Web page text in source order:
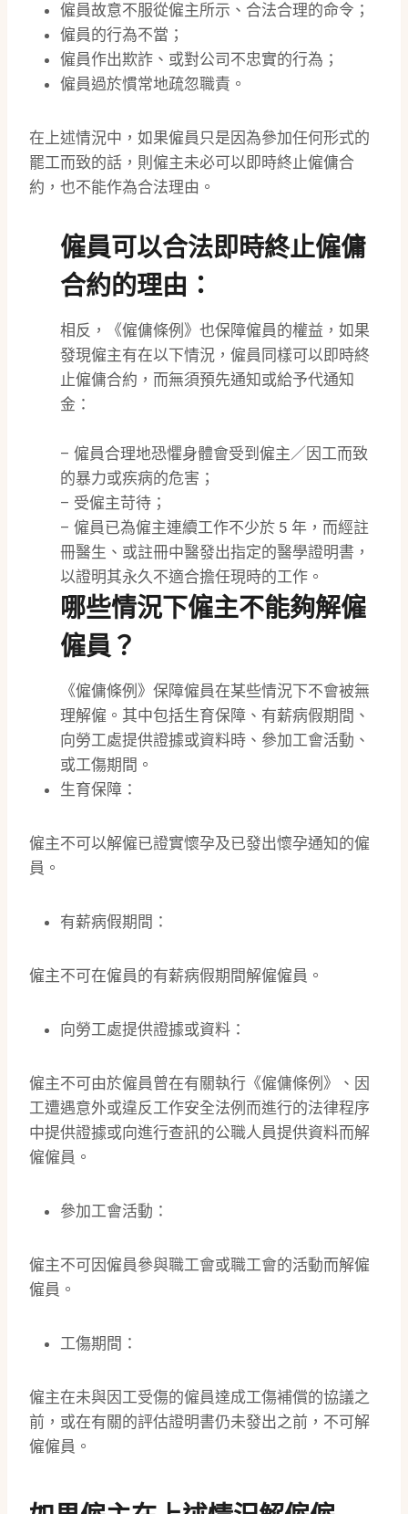
僱員故意不服從僱主所示、合法合理的命令；
僱員的行為不當；
僱員作出欺詐、或對公司不忠實的行為；
僱員過於慣常地疏忽職責。
在上述情況中，如果僱員只是因為參加任何形式的
罷工而致的話，則僱主未必可以即時終止僱傭合
約，也不能作為合法理由。
僱員可以合法即時終止僱傭
合約的理由：
相反，《僱傭條例》也保障僱員的權益，如果
發現僱主有在以下情況，僱員同樣可以即時終
止僱傭合約，而無須預先通知或給予代通知
金：
– 僱員合理地恐懼身體會受到僱主／因工而致
的暴力或疾病的危害；
– 受僱主苛待；
– 僱員已為僱主連續工作不少於 5 年，而經註
冊醫生、或註冊中醫發出指定的醫學證明書，
以證明其永久不適合擔任現時的工作。
哪些情況下僱主不能夠解僱
僱員？
《僱傭條例》保障僱員在某些情況下不會被無
理解僱。其中包括生育保障、有薪病假期間、
向勞工處提供證據或資料時、參加工會活動、
或工傷期間。
生育保障：
僱主不可以解僱已證實懷孕及已發出懷孕通知的僱
員。
有薪病假期間：
僱主不可在僱員的有薪病假期間解僱僱員。
向勞工處提供證據或資料：
僱主不可由於僱員曾在有關執行《僱傭條例》、因
工遭遇意外或違反工作安全法例而進行的法律程序
中提供證據或向進行查訊的公職人員提供資料而解
僱僱員。
參加工會活動：
僱主不可因僱員參與職工會或職工會的活動而解僱
僱員。
工傷期間：
僱主在未與因工受傷的僱員達成工傷補償的協議之
前，或在有關的評估證明書仍未發出之前，不可解
僱僱員。